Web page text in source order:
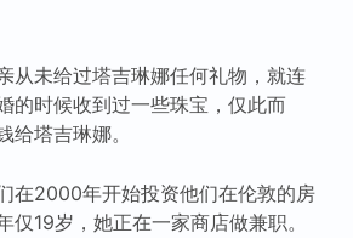
从未给过塔吉琳娜任何礼物，就连
的时候收到过一些珠宝，仅此而
给塔吉琳娜。
在2000年开始投资他们在伦敦的房
仅19岁，她正在一家商店做兼职。